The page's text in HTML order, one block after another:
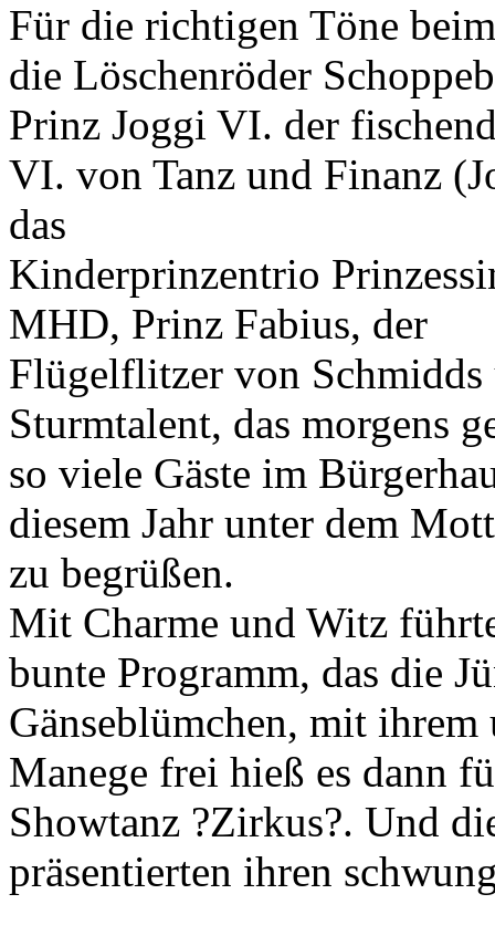
Für die richtigen Töne
die Löschenröder
Prinz Joggi VI. der
VI. von Tanz und Finanz
das
Kinderprinzentrio
MHD, Prinz Fabius, der
Flügelflitzer von
Sturmtalent, das morgens
so viele Gäste im
diesem Jahr unter dem
zu begrüßen.
Mit Charme und Witz
bunte Programm, das die
Gänseblümchen, mit ihrem
Manege frei hieß es dann
Showtanz ?Zirkus?. Und
präsentierten ihren